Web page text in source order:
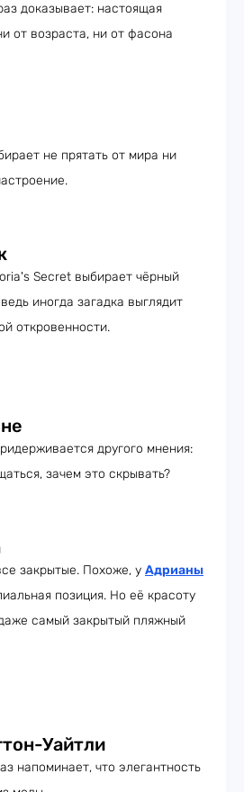
доказывает: настоящая
от возраста, ни от фасона
не прятать от мира ни
Secret выбирает чёрный
иногда загадка выглядит
откровенности.
другого мнения:
зачем это скрывать?
закрытые. Похоже, у Адрианы
позиция. Но её красоту
самый закрытый пляжный
Уайтли
напоминает, что элегантность